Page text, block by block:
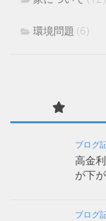
環境問題 (6)
ブログ
高金
が下
ブログ